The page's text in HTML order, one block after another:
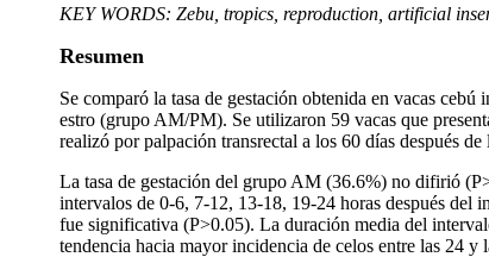
KEY WORDS: Zebu, tropics, reproduction, artificial
Resumen
Se comparó la tasa de gestación obtenida en vacas
estro (grupo AM/PM). Se utilizaron 59 vacas que
realizó por palpación transrectal a los 60 días después
La tasa de gestación del grupo AM (36.6%) no difirió
intervalos de 0-6, 7-12, 13-18, 19-24 horas después
fue significativa (P>0.05). La duración media del
tendencia hacia mayor incidencia de celos entre las 24 y